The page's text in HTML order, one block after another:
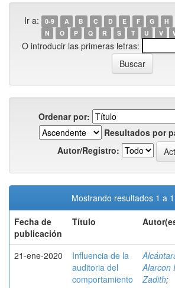
Ir a: 0-9 A B C D E F G H
N
O P Q R S T U V
O introducir las primeras letras:
Ordenar por:
Resultados por
Autor/Registro:
Mostrando resultados 1 a
Fecha de
publicación
Título
21-ene-2020
Influencia de la
auditoria del
comportamiento
Alarcon
Zadith;